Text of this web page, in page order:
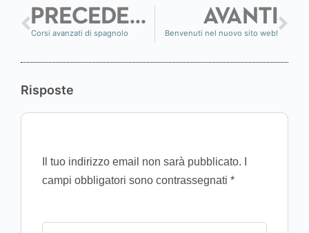
PRECEDENTE
Corsi avanzati di spagnolo
AVANTI
Benvenuti nel nuovo sito web!
Risposte
Il tuo indirizzo email non sarà pubblicato.
campi obbligatori sono contrassegnati *